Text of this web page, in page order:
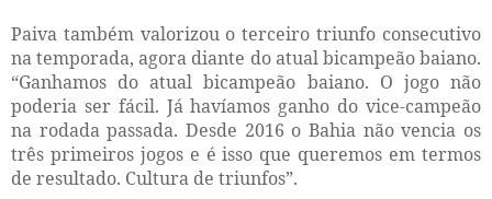
Paiva também valorizou o terceiro triunfo consecutivo
na temporada, agora diante do atual bicampeão baiano.
“Ganhamos do atual bicampeão baiano. O jogo não
poderia ser fácil. Já havíamos ganho do vice-campeão
na rodada passada. Desde 2016 o Bahia não vencia os
três primeiros jogos e é isso que queremos em termos
de resultado. Cultura de triunfos”.